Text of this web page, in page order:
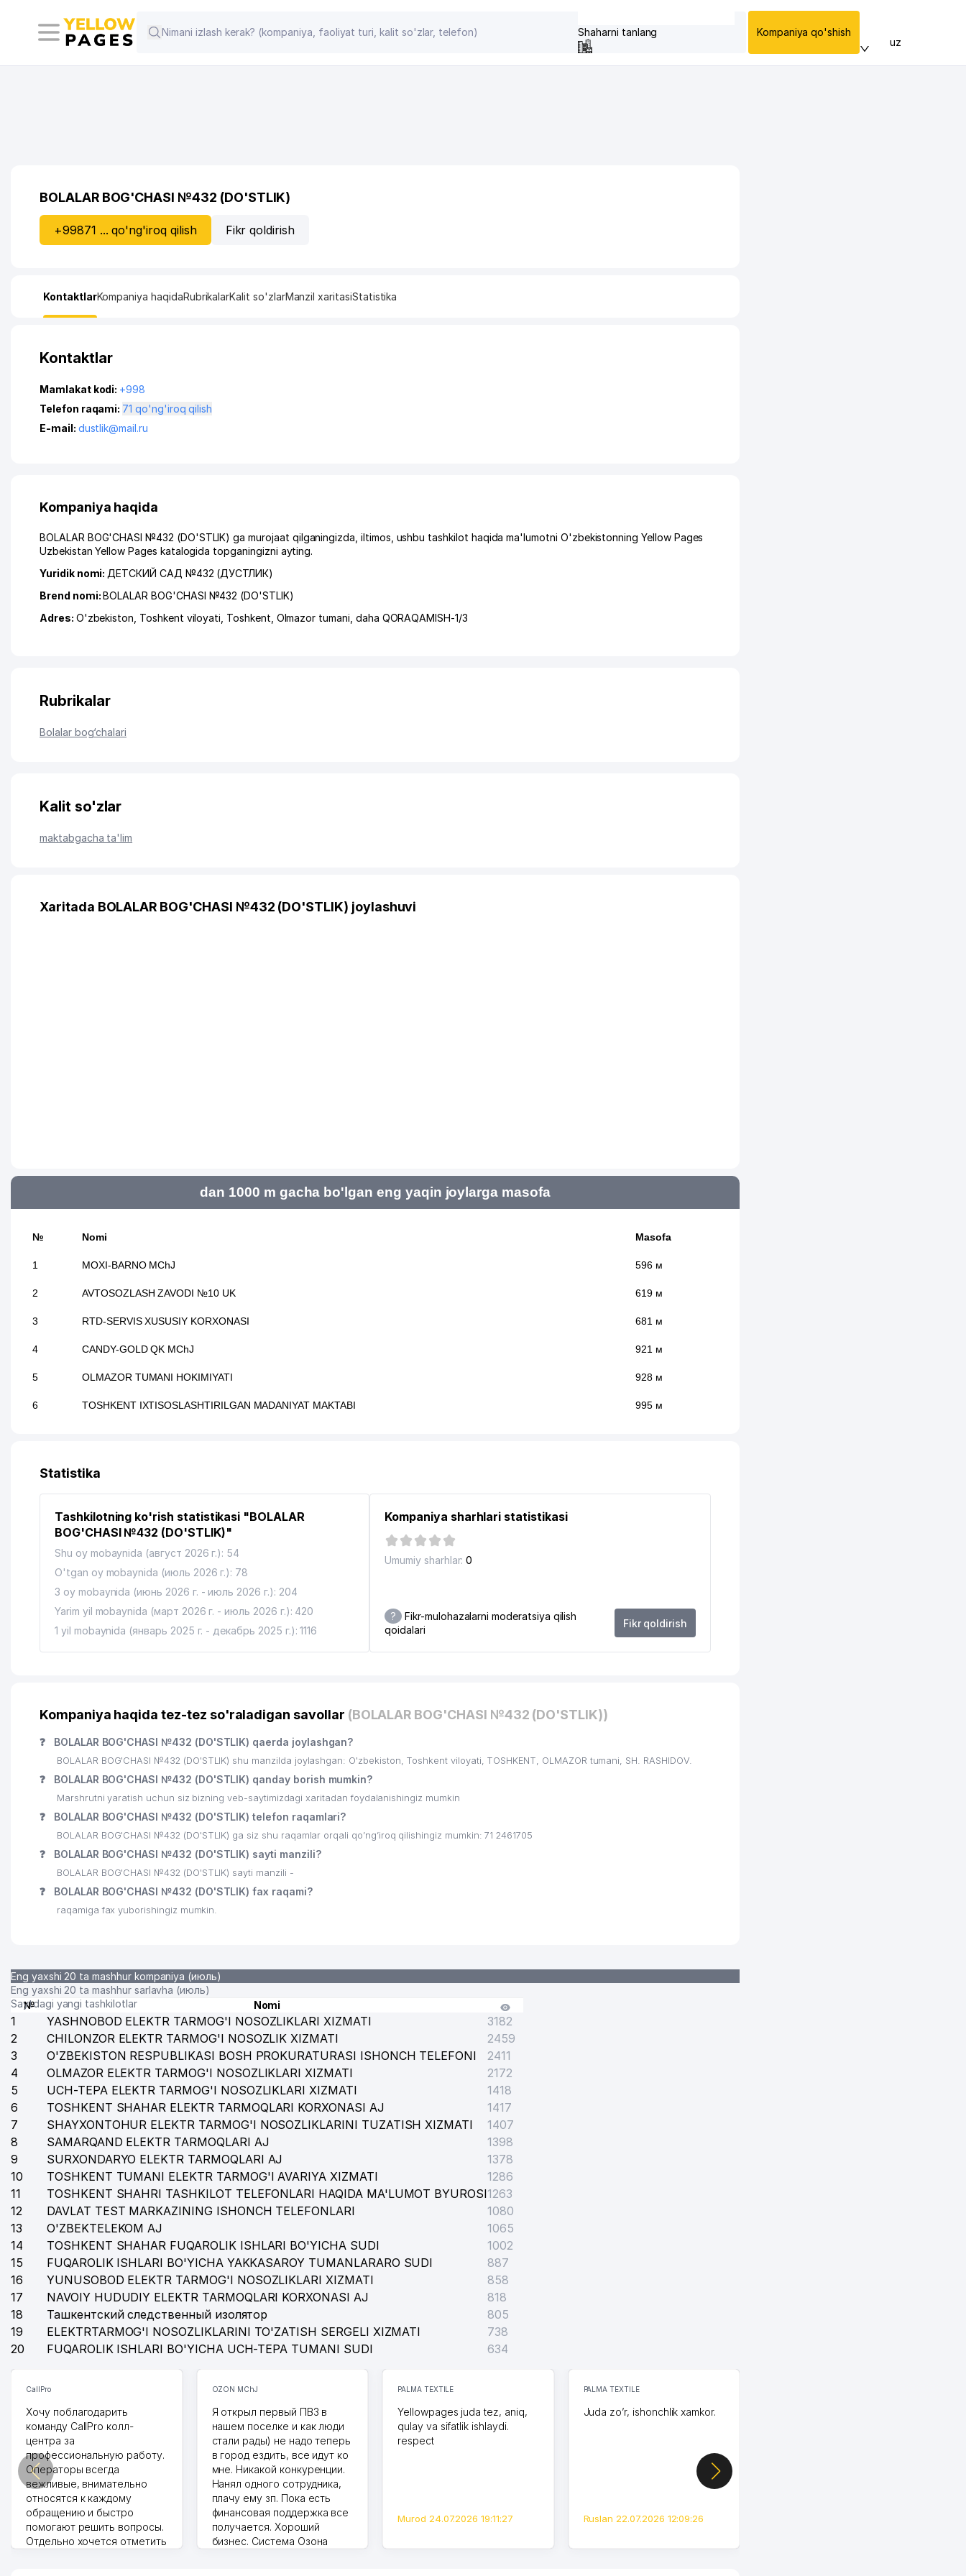
Shaharni tanlang Kompaniya qo'shish
uz
BOLALAR BOG'CHASI №432 (DO'STLIK)
+99871 ... qo'ng'iroq qilish Fikr qoldirish
KontaktlarKompaniya haqidaRubrikalarKalit so'zlarManzil xaritasiStatistika
Kontaktlar
Mamlakat kodi: +998
Telefon raqami:
71 qo'ng'iroq qilish
E-mail: dustlik@mail.ru
Kompaniya haqida
BOLALAR BOG'CHASI №432 (DO'STLIK) ga murojaat qilganingizda, iltimos, ushbu tashkilot haqida ma'lumotni O'zbekistonning Yellow Pages
Uzbekistan Yellow Pages katalogida topganingizni ayting.
Yuridik nomi: ДЕТСКИЙ САД №432 (ДУСТЛИК)
Brend nomi:BOLALAR BOG'CHASI №432 (DO'STLIK)
Adres: O'zbekiston, Toshkent viloyati Toshkent Olmazor tumani daha QORAQAMISH-1/3
Rubrikalar
Bolalar bog‘chalari
Kalit so'zlar
maktabgacha ta'lim
Xaritada BOLALAR BOG'CHASI №432 (DO'STLIK) joylashuvi
dan 1000 m gacha bo'lgan eng yaqin joylarga masofa
№ Nomi Masofa
1 MOXI-BARNO MChJ 596 м
2 AVTOSOZLASH ZAVODI №10 UK 619 м
3 RTD-SERVIS XUSUSIY KORXONASI 681 м
4 CANDY-GOLD QK MChJ 921 м
5 OLMAZOR TUMANI HOKIMIYATI 928 м
6 TOSHKENT IXTISOSLASHTIRILGAN MADANIYAT MAKTABI 995 м
Statistika
Tashkilotning ko'rish statistikasi "BOLALAR
BOG'CHASI №432 (DO'STLIK)"
Shu oy mobaynida (август 2026 г.): 54
O'tgan oy mobaynida (июль 2026 г.): 78
3 oy mobaynida (июнь 2026 г. - июль 2026 г.): 204
Yarim yil mobaynida (март 2026 г. - июль 2026 г.): 420
1 yil mobaynida (январь 2025 г. - декабрь 2025 г.): 1116
Kompaniya sharhlari statistikasi
Umumiy sharhlar: 0
?
Fikr-mulohazalarni moderatsiya qilish
qoidalari
Fikr qoldirish
Kompaniya haqida tez-tez so'raladigan savollar (BOLALAR BOG'CHASI №432 (DO'STLIK))
❓ BOLALAR BOG'CHASI №432 (DO'STLIK) qaerda joylashgan?
BOLALAR BOG'CHASI №432 (DO'STLIK) shu manzilda joylashgan: O'zbekiston, Toshkent viloyati, TOSHKENT, OLMAZOR tumani, SH. RASHIDOV.
❓ BOLALAR BOG'CHASI №432 (DO'STLIK) qanday borish mumkin?
Marshrutni yaratish uchun siz bizning veb-saytimizdagi xaritadan foydalanishingiz mumkin
❓ BOLALAR BOG'CHASI №432 (DO'STLIK) telefon raqamlari?
BOLALAR BOG'CHASI №432 (DO'STLIK) ga siz shu raqamlar orqali qo’ng’iroq qilishingiz mumkin: 71 2461705
❓ BOLALAR BOG'CHASI №432 (DO'STLIK) sayti manzili?
BOLALAR BOG'CHASI №432 (DO'STLIK) sayti manzili -
❓ BOLALAR BOG'CHASI №432 (DO'STLIK) fax raqami?
raqamiga fax yuborishingiz mumkin.
Eng yaxshi 20 ta mashhur kompaniya (июль)
Eng yaxshi 20 ta mashhur sarlavha (июль)
Saytdagi yangi tashkilotlar
№ Nomi
1 YASHNOBOD ELEKTR TARMOG'I NOSOZLIKLARI XIZMATI
3182
2
CHILONZOR ELEKTR TARMOG'I NOSOZLIK XIZMATI
2459
3
O'ZBEKISTON RESPUBLIKASI BOSH PROKURATURASI ISHONCH TELEFONI
2411
4
OLMAZOR ELEKTR TARMOG'I NOSOZLIKLARI XIZMATI
2172
5
UCH-TEPA ELEKTR TARMOG'I NOSOZLIKLARI XIZMATI
1418
6
TOSHKENT SHAHAR ELEKTR TARMOQLARI KORXONASI AJ
1417
7
SHAYXONTOHUR ELEKTR TARMOG'I NOSOZLIKLARINI TUZATISH XIZMATI
1407
8
SAMARQAND ELEKTR TARMOQLARI AJ
1398
9
SURXONDARYO ELEKTR TARMOQLARI AJ
1378
10
TOSHKENT TUMANI ELEKTR TARMOG'I AVARIYA XIZMATI
1286
11
TOSHKENT SHAHRI TASHKILOT TELEFONLARI HAQIDA MA'LUMOT BYUROSI1263
12
DAVLAT TEST MARKAZINING ISHONCH TELEFONLARI
1080
13
O'ZBEKTELEKOM AJ
1065
14
TOSHKENT SHAHAR FUQAROLIK ISHLARI BO'YICHA SUDI
1002
15
FUQAROLIK ISHLARI BO'YICHA YAKKASAROY TUMANLARARO SUDI
887
16
YUNUSOBOD ELEKTR TARMOG'I NOSOZLIKLARI XIZMATI
858
17
NAVOIY HUDUDIY ELEKTR TARMOQLARI KORXONASI AJ
818
18
Ташкентский следственный изолятор
805
19
ELEKTRTARMOG'I NOSOZLIKLARINI TO'ZATISH SERGELI XIZMATI
738
20
FUQAROLIK ISHLARI BO'YICHA UCH-TEPA TUMANI SUDI 634
CallPro
Хочу поблагодарить
команду CallPro колл-
центра за
профессиональную работу.
Операторы всегда
вежливые, внимательно
относятся к каждому
обращению и быстро
помогают решить вопросы.
Отдельно хочется отметить
OZON MChJ
Я открыл первый ПВЗ в
нашем поселке и как люди
стали рады) не надо теперь
в город ездить, все идут ко
мне. Никакой конкуренции.
Нанял одного сотрудника,
плачу ему зп. Пока есть
финансовая поддержка все
получается. Хороший
бизнес. Система Озона
PALMA TEXTILE
Yellowpages juda tez, aniq,
qulay va sifatlik ishlaydi.
respect
Murod 24.07.2026 19:11:27
PALMA TEXTILE
Juda zo’r, ishonchlik xamkor.
Ruslan 22.07.2026 12:09:26